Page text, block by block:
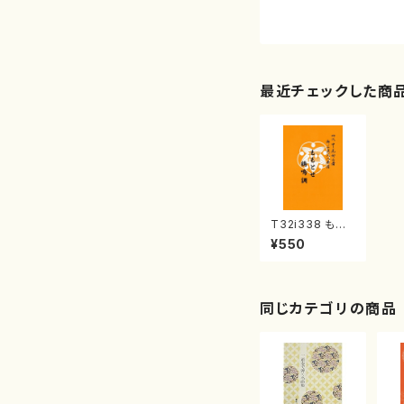
最近チェックした商
T32i338 もも
とせ /鶴鳴調（尺
八/萩原正吟/楽
¥550
同じカテゴリの商品